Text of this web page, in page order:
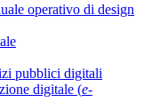
operativo di design
pubblici digitali
digitale (e-